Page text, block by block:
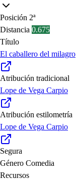
Posición 2ª
Distancia 0.675
Título
El caballero del milagro
Atribución tradicional
Lope de Vega Carpio
Atribución estilometría
Lope de Vega Carpio
Segura
Género Comedia
Recursos